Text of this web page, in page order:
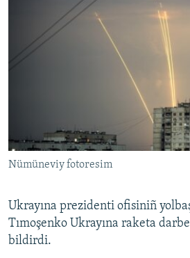
BLOGLAR
Українською
QOŞULIÑIZ!
RFE/RS bütün saytları
Nümüneviy fotoresim
Ukrayına prezidenti ofisiniñ
Tımoşenko Ukrayına raketa
bildirdi.